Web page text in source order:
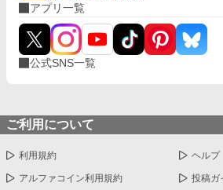
アプリ一覧
公式SNS一覧
ご利用について
利用規約 ヘルプ
アルファコイン利用規約 投稿ガ